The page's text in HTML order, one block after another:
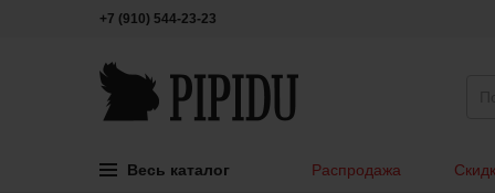
+7 (910) 544-23-23
Весь каталог Распродажа